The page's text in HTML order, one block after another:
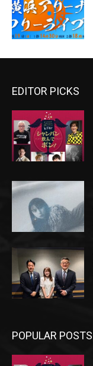
EDITOR PICKS
POPULAR POSTS